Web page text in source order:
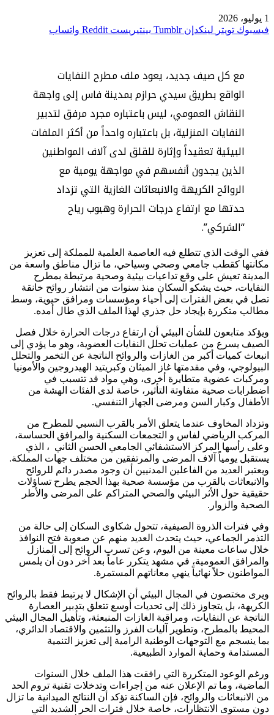
1 يوليو، 2026
فيسبوك تويتر لينكدإن بينتيريست واتساب
مع كل صيف جديد، يعود ملف مطرح النفايات
الواقع بطريق سيدي حرازم بمدينة فاس إلى واجهة
النقاش العمومي، ليس باعتباره مجرد مرفق لتدبير
النفايات المنزلية، بل باعتباره واحداً من أكثر الملفات
البيئية تعقيداً وإثارة للقلق لدى آلاف المواطنين
الذين يجدون أنفسهم في مواجهة يومية مع
الروائح الكريهة والانبعاثات الغازية التي تزداد
حدتها مع ارتفاع درجات الحرارة وهبوب رياح
“الشركي”.
ففي الوقت الذي تتطلع فيه العاصمة العلمية للمملكة إلى تعزيز
مكانتها كقطب جامعي وصحي وسياحي، ما تزال مناطق واسعة من
المدينة تعيش على وقع تداعيات بيئية وصحية مرتبطة بمطرح
النفايات، حيث يشكو السكان منذ سنوات من انتشار روائح خانقة
تصل في بعض الفترات إلى أحياء ومؤسسات ومرافق حيوية، وسط
مطالب متكررة بإيجاد حل جذري لهذا الملف الذي طال أمده.
ويؤكد متابعون للشأن البيئي أن ارتفاع درجات الحرارة خلال فصل
الصيف يسرع من عمليات تحلل النفايات العضوية، وهو ما يؤدي إلى
انبعاث كميات أكبر من الغازات والروائح الناتجة عن التخمر والتحلل
البيولوجي، وفي مقدمتها غاز الميثان وكبريتيد الهيدروجين والأمونيا
ومركبات عضوية متطايرة أخرى، وهي مواد قد تتسبب في
اضطرابات صحية متفاوتة التأثير، خاصة لدى الفئات الهشة من
الأطفال وكبار السن ومرضى الجهاز التنفسي.
وتزداد المخاوف عندما يتعلق الأمر بالقرب النسبي للمطرح من
المركب الرياضي لفاس و التجمعات السكنية والمرافق الحساسة،
وعلى رأسها المركز الاستشفائي الجامعي الحسن الثاني ، الذي
يستقبل يومياً آلاف المرضى والمرتفقين من مختلف جهات المملكة.
ويعتبر العديد من الفاعلين المدنيين أن وجود مصدر دائم للروائح
والانبعاثات بالقرب من مؤسسة صحية بهذا الحجم يطرح تساؤلات
حقيقية حول الأثر البيئي والصحي المتراكم على المرضى والأطر
الصحية والزوار.
وفي فترات الذروة الصيفية، تتحول شكاوى السكان إلى حالة من
التذمر الجماعي، حيث يتحدث العديد منهم عن صعوبة فتح النوافذ
خلال ساعات معينة من اليوم، وعن تسرب الروائح إلى المنازل
والمرافق العمومية، في مشهد يتكرر عاماً بعد آخر دون أن يلمس
المواطنون حلاً نهائياً ينهي معاناتهم المستمرة.
ويرى مختصون في المجال البيئي أن الإشكال لا يرتبط فقط بالروائح
الكريهة، بل يتجاوز ذلك إلى تحديات أوسع تتعلق بتدبير العصارة
الناتجة عن النفايات، ومراقبة الغازات المنبعثة، وتأهيل المجال البيئي
المحيط بالمطرح، وتطوير آليات الفرز والتثمين والاقتصاد الدائري،
بما ينسجم مع التوجهات الوطنية الرامية إلى تعزيز التنمية
المستدامة وحماية الموارد الطبيعية.
ورغم الوعود المتكررة التي رافقت هذا الملف خلال السنوات
الماضية، وما تم الإعلان عنه من إجراءات وتدخلات تقنية تروم الحد
من الانبعاثات والروائح، فإن الساكنة تؤكد أن النتائج الميدانية ما تزال
دون مستوى الانتظارات، خاصة خلال فترات الحر الشديد التي